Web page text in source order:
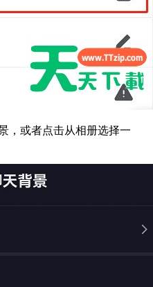
，或者点击从相册选择一